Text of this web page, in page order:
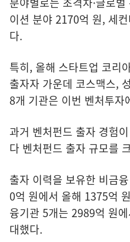
이션 분야 2170억 원, 세
다.
특히, 올해 스타트업 코리
출자자 가운데 코스맥스,
8개 기관은 이번 벤처투자
과거 벤처펀드 출자 경험
다 벤처펀드 출자 규모를
출자 이력을 보유한 비금
0억 원에서 올해 1375억
융기관 5개는 2989억 원
대했다.